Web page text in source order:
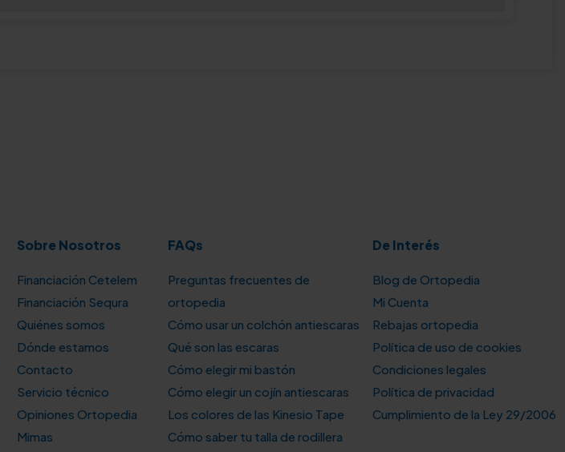
Sobre Nosotros
Financiación Cetelem
Financiación Sequra
Quiénes somos
Dónde estamos
Contacto
Servicio técnico
Opiniones Ortopedia
Mimas
FAQs
Preguntas frecuentes de
ortopedia
Cómo usar un colchón antiescaras
Qué son las escaras
Cómo elegir mi bastón
Cómo elegir un cojín antiescaras
Los colores de las Kinesio Tape
Cómo saber tu talla de rodillera
De Interés
Blog de Ortopedia
Mi Cuenta
Rebajas ortopedia
Política de uso de cookies
Condiciones legales
Política de privacidad
Cumplimiento de la Ley 29/2006